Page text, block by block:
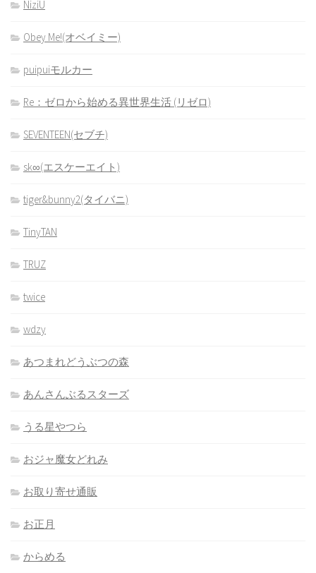
NiziU
Obey Me!(オベイミー)
puipuiモルカー
Re：ゼロから始める異世界生活 (リゼロ)
SEVENTEEN(セブチ)
sk∞(エスケーエイト)
tiger&bunny2(タイバニ)
TinyTAN
TRUZ
twice
wdzy
あつまれどうぶつの森
あんさんぶるスターズ
うる星やつら
おジャ魔女どれみ
お取り寄せ通販
お正月
からめる